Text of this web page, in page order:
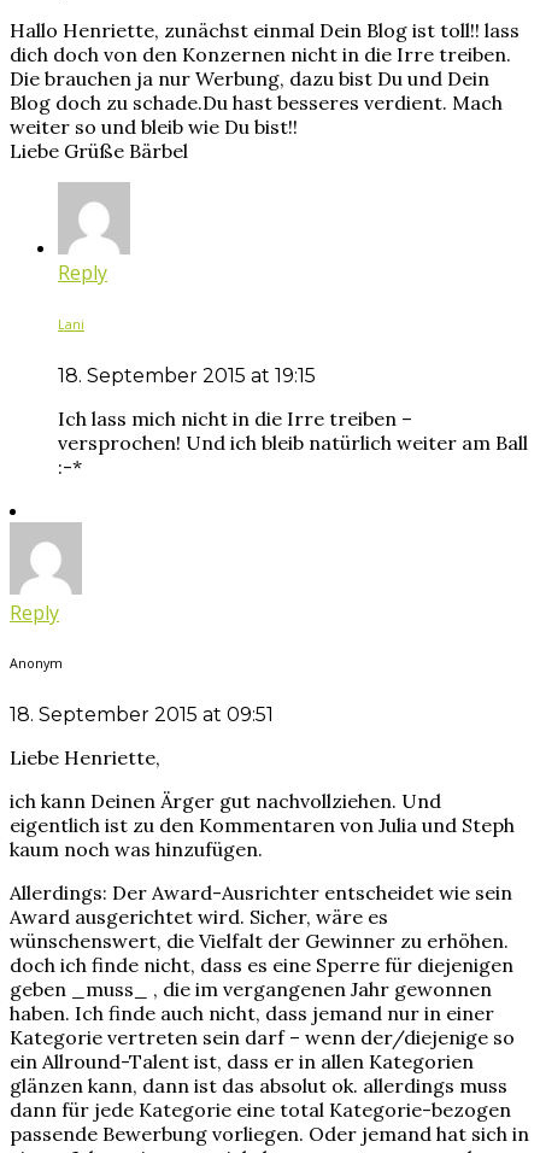
Hallo Henriette, zunächst einmal Dein Blog ist toll!! lass
dich doch von den Konzernen nicht in die Irre treiben.
Die brauchen ja nur Werbung, dazu bist Du und Dein
Blog doch zu schade.Du hast besseres verdient. Mach
weiter so und bleib wie Du bist!!
Liebe Grüße Bärbel
Reply
Lani
18. September 2015 at 19:15
Ich lass mich nicht in die Irre treiben –
versprochen! Und ich bleib natürlich weiter am Ball
:-*
Reply
Anonym
18. September 2015 at 09:51
Liebe Henriette,
ich kann Deinen Ärger gut nachvollziehen. Und
eigentlich ist zu den Kommentaren von Julia und Steph
kaum noch was hinzufügen.
Allerdings: Der Award-Ausrichter entscheidet wie sein
Award ausgerichtet wird. Sicher, wäre es
wünschenswert, die Vielfalt der Gewinner zu erhöhen.
doch ich finde nicht, dass es eine Sperre für diejenigen
geben _muss_ , die im vergangenen Jahr gewonnen
haben. Ich finde auch nicht, dass jemand nur in einer
Kategorie vertreten sein darf – wenn der/diejenige so
ein Allround-Talent ist, dass er in allen Kategorien
glänzen kann, dann ist das absolut ok. allerdings muss
dann für jede Kategorie eine total Kategorie-bezogen
passende Bewerbung vorliegen. Oder jemand hat sich in